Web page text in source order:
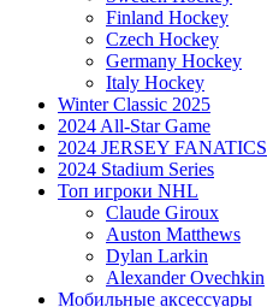
Finland Hockey
Czech Hockey
Germany Hockey
Italy Hockey
Winter Classic 2025
2024 All-Star Game
2024 JERSEY FANATICS
2024 Stadium Series
Топ игроки NHL
Claude Giroux
Auston Matthews
Dylan Larkin
Alexander Ovechkin
Мобильные аксессуары